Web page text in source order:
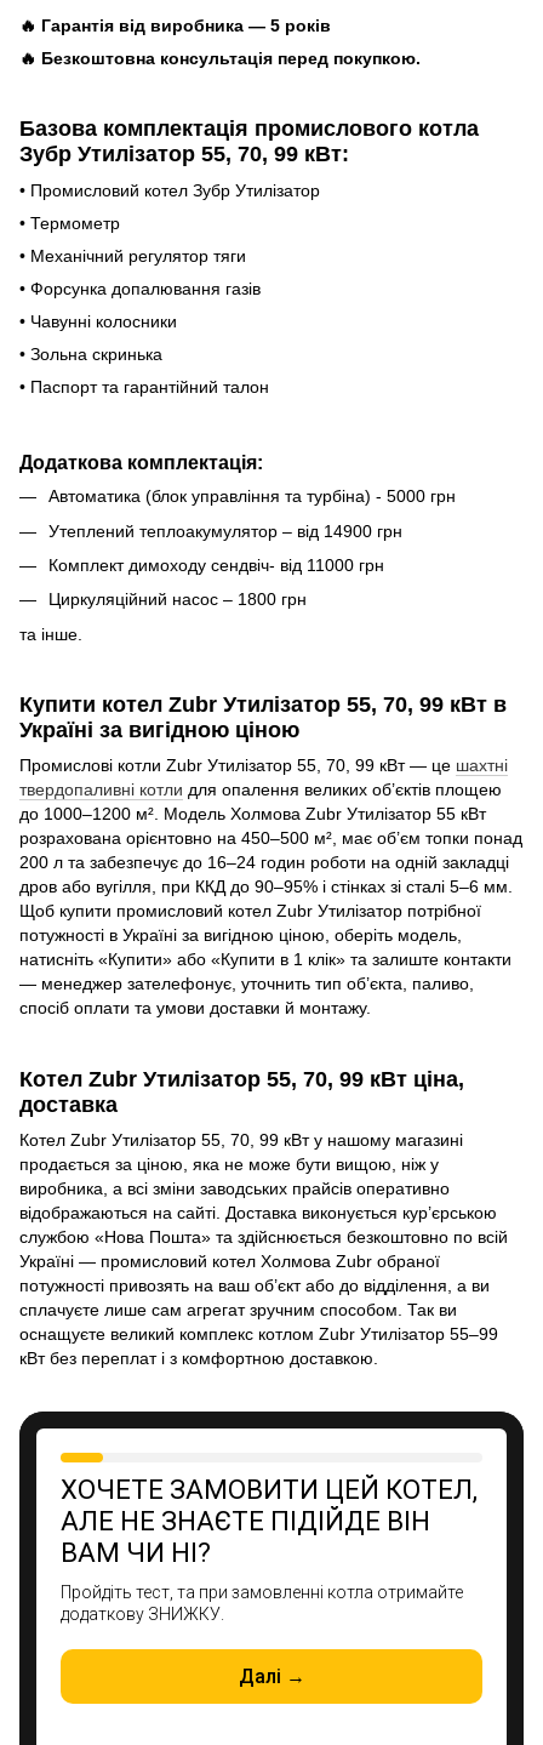
🔥 Гарантія від виробника — 5 років
🔥 Безкоштовна консультація перед покупкою.
Базова комплектація промислового котла
Зубр Утилізатор 55, 70, 99 кВт:
• Промисловий котел Зубр Утилізатор
• Термометр
• Механічний регулятор тяги
• Форсунка допалювання газів
• Чавунні колосники
• Зольна скринька
• Паспорт та гарантійний талон
Додаткова комплектація:
Автоматика (блок управління та турбіна) - 5000 грн
Утеплений теплоакумулятор – від 14900 грн
Комплект димоходу сендвіч- від 11000 грн
Циркуляційний насос – 1800 грн
та інше.
Купити котел Zubr Утилізатор 55, 70, 99 кВт в
Україні за вигідною ціною
Промислові котли Zubr Утилізатор 55, 70, 99 кВт — це шахтні
твердопаливні котли для опалення великих об’єктів площею
до 1000–1200 м². Модель Холмова Zubr Утилізатор 55 кВт
розрахована орієнтовно на 450–500 м², має об’єм топки понад
200 л та забезпечує до 16–24 годин роботи на одній закладці
дров або вугілля, при ККД до 90–95% і стінках зі сталі 5–6 мм.
Щоб купити промисловий котел Zubr Утилізатор потрібної
потужності в Україні за вигідною ціною, оберіть модель,
натисніть «Купити» або «Купити в 1 клік» та залиште контакти
— менеджер зателефонує, уточнить тип об’єкта, паливо,
спосіб оплати та умови доставки й монтажу.
Котел Zubr Утилізатор 55, 70, 99 кВт ціна,
доставка
Котел Zubr Утилізатор 55, 70, 99 кВт у нашому магазині
продається за ціною, яка не може бути вищою, ніж у
виробника, а всі зміни заводських прайсів оперативно
відображаються на сайті. Доставка виконується кур’єрською
службою «Нова Пошта» та здійснюється безкоштовно по всій
Україні — промисловий котел Холмова Zubr обраної
потужності привозять на ваш об’єкт або до відділення, а ви
сплачуєте лише сам агрегат зручним способом. Так ви
оснащуєте великий комплекс котлом Zubr Утилізатор 55–99
кВт без переплат і з комфортною доставкою.